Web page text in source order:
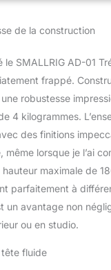
conception de
permet de
deux plaques
dégagement
fixation
Manfrotto
standard), de
et de vis 3/8"-
rotule vidéo est
compatible
plupart des
Trépied Stable
professionnel
de la construction
le SMALLRIG AD-01
frappé.
une robustesse
4 kilogrammes.
des finitions
même lorsque je l’ai
hauteur maximale de
parfaitement à
un avantage non
ou en studio.
fluide